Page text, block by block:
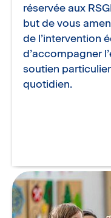
réservée aux
but de vous
de l’intervention
d’accompagner
soutien
quotidien.